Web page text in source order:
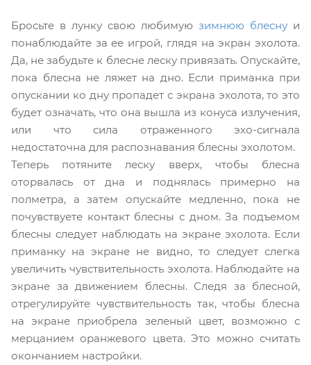
Бросьте в лунку свою любимую зимнюю блесну и
понаблюдайте за ее игрой, глядя на экран эхолота.
Да, не забудьте к блесне леску привязать. Опускайте,
пока блесна не ляжет на дно. Если приманка при
опускании ко дну пропадет с экрана эхолота, то это
будет означать, что она вышла из конуса излучения,
или что сила отраженного эхо-сигнала
недостаточна для распознавания блесны эхолотом.
Теперь потяните леску вверх, чтобы блесна
оторвалась от дна и поднялась примерно на
полметра, а затем опускайте медленно, пока не
почувствуете контакт блесны с дном. За подъемом
блесны следует наблюдать на экране эхолота. Если
приманку на экране не видно, то следует слегка
увеличить чувствительность эхолота. Наблюдайте на
экране за движением блесны. Следя за блесной,
отрегулируйте чувствительность так, чтобы блесна
на экране приобрела зеленый цвет, возможно с
мерцанием оранжевого цвета. Это можно считать
окончанием настройки.